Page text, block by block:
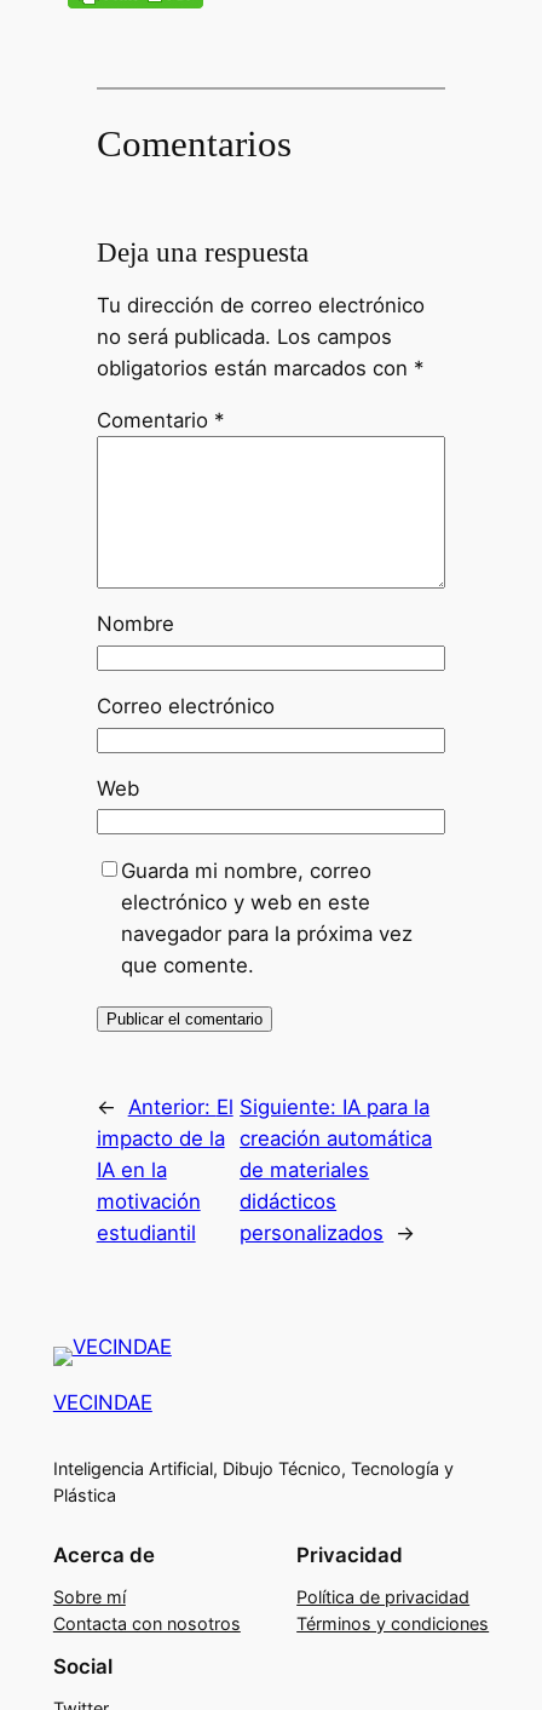
Comentarios
Deja una respuesta
Tu dirección de correo electrónico
no será publicada. Los campos
obligatorios están marcados con *
Comentario *
Nombre
Correo electrónico
Web
Guarda mi nombre, correo
electrónico y web en este
navegador para la próxima vez
que comente.
← Anterior: El
impacto de la
IA en la
motivación
estudiantil
Siguiente: IA para la
creación automática
de materiales
didácticos
personalizados
→
VECINDAE
Inteligencia Artificial, Dibujo Técnico, Tecnología y
Plástica
Acerca de
Sobre mí
Contacta con nosotros
Privacidad
Política de privacidad
Términos y condiciones
Social